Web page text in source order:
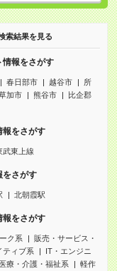
索結果を見る
情報をさがす
春日部市 越谷市
所
加市 熊谷市
比企郡
報をさがす
武東上線
をさがす
北朝霞駅
報をさがす
ク系
販売・サービス・
ティブ系
IT・エンジニ
療・介護・福祉系
軽作